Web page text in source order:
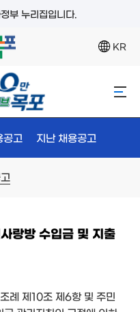
부 누리집입니다.
KR
공고 지난 채용공고
랑방 수입금 및 지출
례 제10조 제6항 및 주민